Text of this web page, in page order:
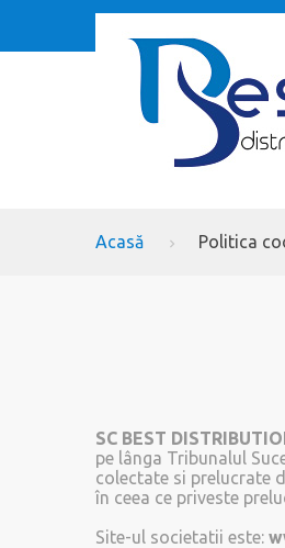
Acasă Politica
SC BEST
pe lânga Tribunalul
colectate si prelucrate
în ceea ce priveste
Site-ul societatii este: